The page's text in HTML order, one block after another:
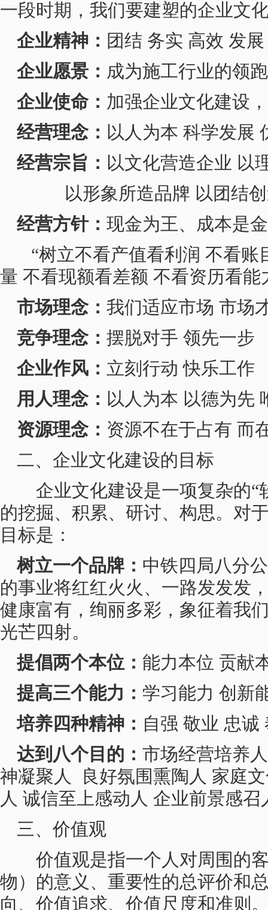
一段时期，我们要建塑的企业文
企业精神： 团结 务实 高效 发展
企业愿景： 成为施工行业的领
企业使命： 加强企业文化建设
经营理念： 以人为本 科学发展
经营宗旨： 以文化营造企业 以
以形象所造品牌 以团结创
经营方针： 现金为王、成本是金
“树立不看产值看利润 不看账
量 不看现额看差额 不看资历看能
市场理念： 我们适应市场 市场
竞争理念： 摆脱对手 领先一步
企业作风： 立刻行动 快乐工作
用人理念： 以人为本 以德为先
资源理念： 资源不在于占有 而
二、企业文化建设的目标
企业文化建设是一项复杂的“
的挖掘、积累、研讨、构思。对
目标是：
树立一个品牌： 中铁四局八分
的事业将红红火火、一路发发发
健康富有，绚丽多彩，象征着我
光芒四射。
提倡两个本位： 能力本位 贡献
提高三个能力： 学习能力 创新
培养四种精神： 自强 敬业 忠诚
达到八个目的： 市场经营培养
神凝聚人 良好氛围熏陶人 家庭
人 诚信至上感动人 企业前景感召
三、价值观
价值观是指一个人对周围的
物）的意义、重要性的总评价和
向、价值追求、价值尺度和准则